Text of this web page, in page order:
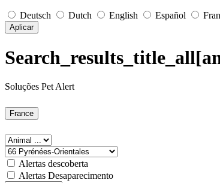
Deutsch Dutch English Español
Aplicar
Soluções Pet Alert
France
Alertas descoberta
Alertas Desaparecimento